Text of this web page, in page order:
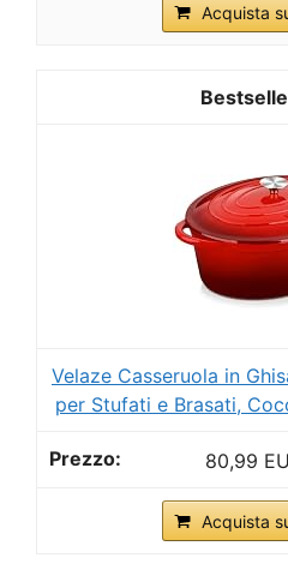
Acquista
Velaze Casseruola in
per Stufati e Brasati,
80,99
Acquista